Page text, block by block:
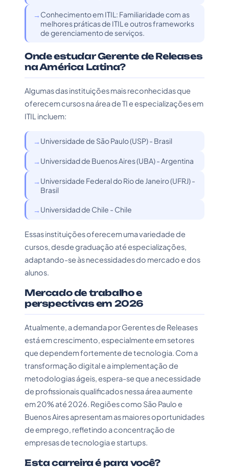
Conhecimento em ITIL: Familiaridade com as
melhores práticas de ITIL e outros frameworks
de gerenciamento de serviços.
Onde estudar Gerente de Releases
na América Latina?
Algumas das instituições mais reconhecidas que
oferecem cursos na área de TI e especializações em
ITIL incluem:
Universidade de São Paulo (USP) - Brasil
Universidad de Buenos Aires (UBA) - Argentina
Universidade Federal do Rio de Janeiro (UFRJ) -
Brasil
Universidad de Chile - Chile
Essas instituições oferecem uma variedade de
cursos, desde graduação até especializações,
adaptando-se às necessidades do mercado e dos
alunos.
Mercado de trabalho e
perspectivas em 2026
Atualmente, a demanda por Gerentes de Releases
está em crescimento, especialmente em setores
que dependem fortemente de tecnologia. Com a
transformação digital e a implementação de
metodologias ágeis, espera-se que a necessidade
de profissionais qualificados nessa área aumente
em 20% até 2026. Regiões como São Paulo e
Buenos Aires apresentam as maiores oportunidades
de emprego, refletindo a concentração de
empresas de tecnologia e startups.
Esta carreira é para você?